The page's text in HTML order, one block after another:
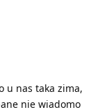
u nas taka zima,
nie wiadomo